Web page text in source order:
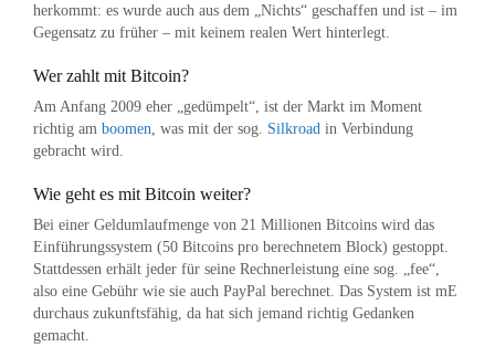
herkommt: es wurde auch aus dem „Nichts“ geschaffen und ist – im
Gegensatz zu früher – mit keinem realen Wert hinterlegt.
Wer zahlt mit Bitcoin?
Am Anfang 2009 eher „gedümpelt“, ist der Markt im Moment
richtig am boomen , was mit der sog. Silkroad in Verbindung
gebracht wird.
Wie geht es mit Bitcoin weiter?
Bei einer Geldumlaufmenge von 21 Millionen Bitcoins wird das
Einführungssystem (50 Bitcoins pro berechnetem Block) gestoppt.
Stattdessen erhält jeder für seine Rechnerleistung eine sog. „fee“,
also eine Gebühr wie sie auch PayPal berechnet. Das System ist mE
durchaus zukunftsfähig, da hat sich jemand richtig Gedanken
gemacht.